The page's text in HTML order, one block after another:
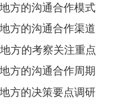
方的沟通合作模式
方的沟通合作渠道
方的考察关注重点
方的沟通合作周期
方的决策要点调研